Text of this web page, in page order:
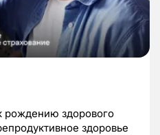
рождению здорового
здоровье